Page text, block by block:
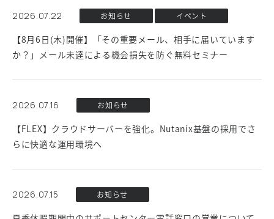
2026.07.22 お知らせ イベント
【8月6日(木)開催】「その重要メール、相手に届いています
か？」メール未達による機会損失を防ぐ無料セミナー
2026.07.16 お知らせ
【FLEX】クラウドサーバーを強化。Nutanix基盤の採用でさ
らに快適な運用環境へ
2026.07.15 お知らせ